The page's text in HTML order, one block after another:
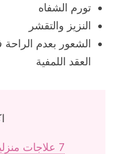
تورم الشفاه
النزيز والتقشر
الشعور بعدم
العقد اللمفية
7 علاجات منزلية لعلاج تقرحات الفم